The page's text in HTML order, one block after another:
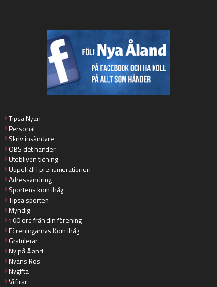
Tipsa Nyan
Personal
Skriv insändare
OBS det händer
Utebliven tidning
Uppehåll i prenumerationen
Adressändring
Sportens kom ihåg
Tipsa sporten
Myndig
100 ord från din förening
Föreningarnas Kom ihåg
Gratulerar
Ny på Åland
Nyans Ros
Nygifta
Vi firar